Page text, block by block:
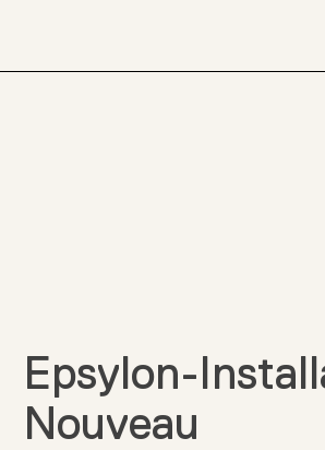
Epsylon-
Nouveau